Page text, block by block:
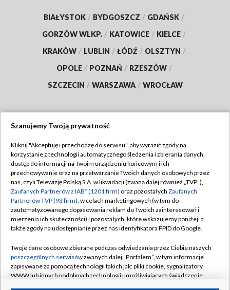
BIAŁYSTOK / BYDGOSZCZ / GDAŃSK /
GORZÓW WLKP. / KATOWICE / KIELCE /
KRAKÓW / LUBLIN / ŁÓDŹ / OLSZTYN /
OPOLE / POZNAŃ / RZESZÓW /
SZCZECIN / WARSZAWA / WROCŁAW
TVP
Abonament TVP
Emisja w TVP
Centrum informacji TVP
Naziemna Telewizja Cyfrowa
Rada Programowa
System NOS
Regulamin TVP
Polityka prywatności
Moje zgody
Pomoc
Kontakt
Szanujemy Twoją prywatność
Kliknij "Akceptuję i przechodzę do serwisu", aby wyrazić zgody na
korzystanie z technologii automatycznego śledzenia i zbierania danych,
dostęp do informacji na Twoim urządzeniu końcowym i ich
przechowywanie oraz na przetwarzanie Twoich danych osobowych przez
nas, czyli Telewizję Polską S.A. w likwidacji (zwaną dalej również „TVP”),
Zaufanych Partnerów z IAB* (1201 firm) oraz pozostałych Zaufanych
Partnerów TVP (93 firm), w celach marketingowych (w tym do
zautomatyzowanego dopasowania reklam do Twoich zainteresowań i
mierzenia ich skuteczności) i pozostałych, które wskazujemy poniżej, a
także zgody na udostępnianie przez nas identyfikatora PPID do Google.
Twoje dane osobowe zbierane podczas odwiedzania przez Ciebie naszych
poszczególnych serwisówzwanych dalej „Portalem”, w tym informacje
zapisywane za pomocą technologii takich jak: pliki cookie, sygnalizatory
WWW lub innych podobnych technologii umożliwiających świadczenie